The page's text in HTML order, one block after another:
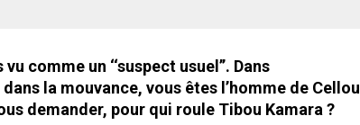
comme un ‘‘suspect usuel’’. Dans
la mouvance, vous êtes l’homme de Cellou
demander, pour qui roule Tibou Kamara ?